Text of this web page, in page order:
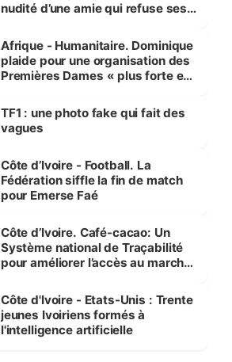
nudité d’une amie qui refuse ses
Afrique - Humanitaire. Dominique
plaide pour une organisation des
Premières Dames « plus forte et
sur la scène internationale »
TF1 : une photo fake qui fait des
vagues
Côte d’Ivoire - Football. La
Fédération siffle la fin de match
pour Emerse Faé
Côte d’Ivoire. Café-cacao: Un
Système national de Traçabilité
pour améliorer l’accès au marché
Côte d'Ivoire - Etats-Unis : Trente
jeunes Ivoiriens formés à
l'intelligence artificielle